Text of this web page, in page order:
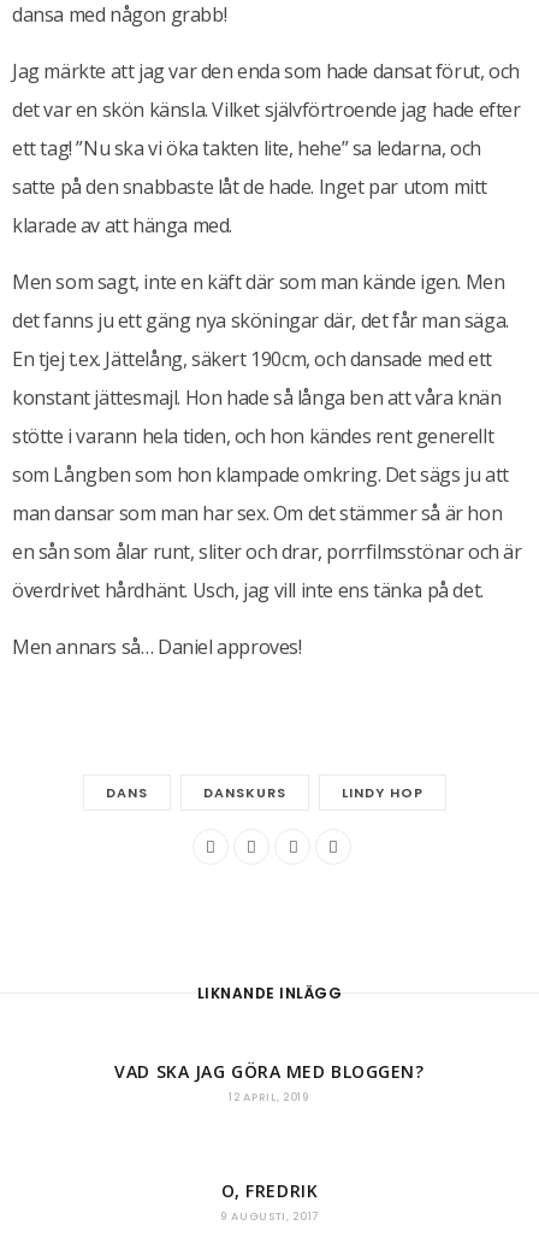
dansa med någon grabb!
Jag märkte att jag var den enda som hade dansat förut, och
det var en skön känsla. Vilket självförtroende jag hade efter
ett tag! ”Nu ska vi öka takten lite, hehe” sa ledarna, och
satte på den snabbaste låt de hade. Inget par utom mitt
klarade av att hänga med.
Men som sagt, inte en käft där som man kände igen. Men
det fanns ju ett gäng nya sköningar där, det får man säga.
En tjej t.ex. Jättelång, säkert 190cm, och dansade med ett
konstant jättesmajl. Hon hade så långa ben att våra knän
stötte i varann hela tiden, och hon kändes rent generellt
som Långben som hon klampade omkring. Det sägs ju att
man dansar som man har sex. Om det stämmer så är hon
en sån som ålar runt, sliter och drar, porrfilmsstönar och är
överdrivet hårdhänt. Usch, jag vill inte ens tänka på det.
Men annars så… Daniel approves!
DANS DANSKURS LINDY HOP
LIKNANDE INLÄGG
VAD SKA JAG GÖRA MED BLOGGEN?
12 APRIL, 2019
O, FREDRIK
9 AUGUSTI, 2017